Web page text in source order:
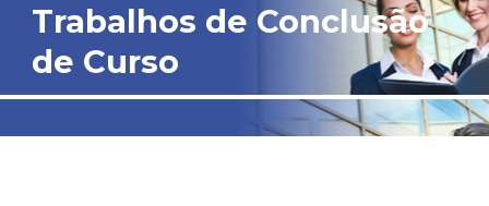
Trabalhos de Conclusão
de Curso